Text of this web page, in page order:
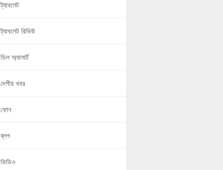
ট্যাবলেট
ট্যাবলেট রিভিউ
ডিল অ্যালার্ট
দেশীয় খবর
ফোন
ব্লগ
ভিডিও